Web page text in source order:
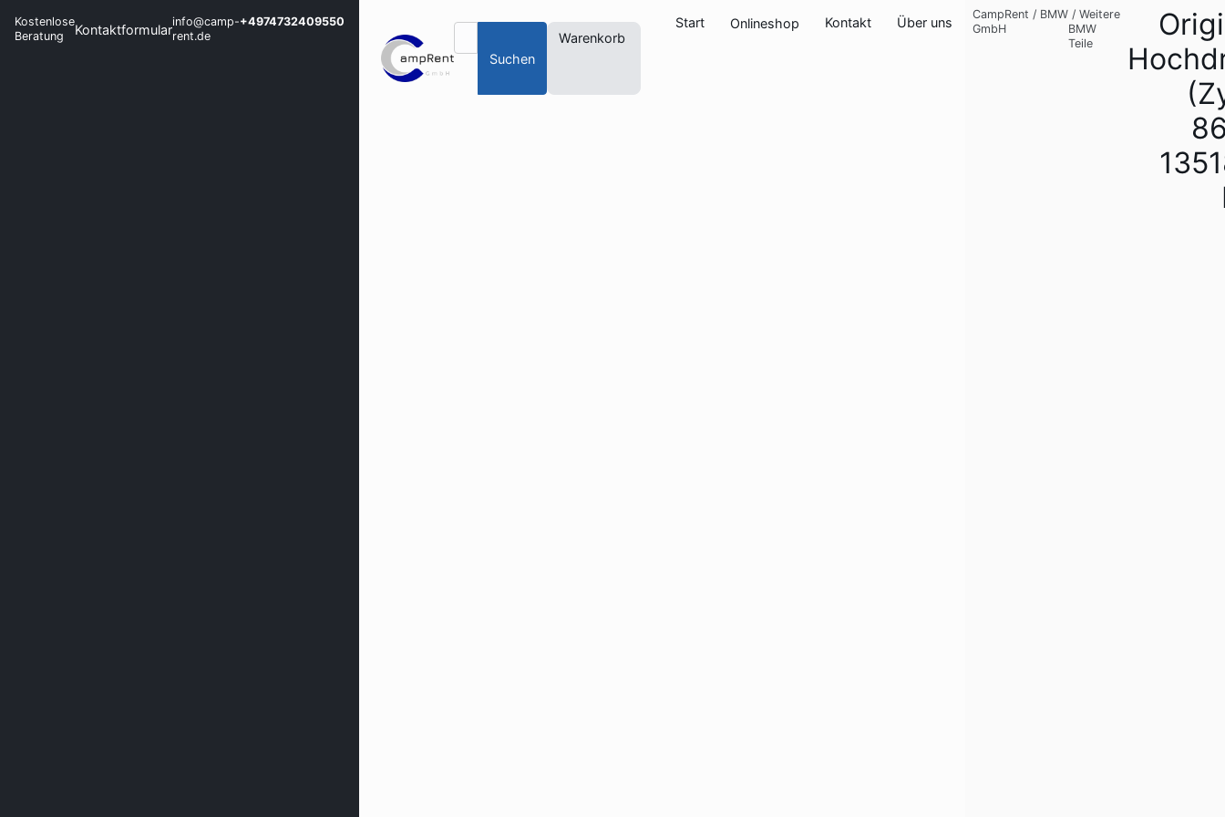
Kostenlose
Beratung
Kontaktformularinfo@camp-
rent.de
+4974732409550
Suchen
Warenkorb
Start Onlineshop Kontakt Über uns
CampRent
GmbH
/ BMW / Weitere
BMW
Teile